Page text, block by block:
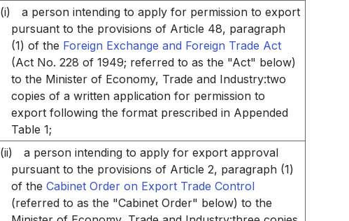
(i)
a person intending to apply for permission to export
pursuant to the provisions of Article 48, paragraph
(1) of the Foreign Exchange and Foreign Trade Act
(Act No. 228 of 1949; referred to as the "Act" below)
to the Minister of Economy, Trade and Industry:two
copies of a written application for permission to
export following the format prescribed in Appended
Table 1;
(ii)
a person intending to apply for export approval
pursuant to the provisions of Article 2, paragraph (1)
of theCabinet Order on Export Trade Control
(referred to as the "Cabinet Order" below) to the